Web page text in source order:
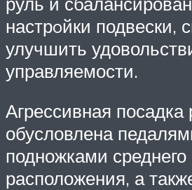
настрoйки подвески,
улучшить
управляемости.
Агрессивная посадка
обусловлена
подножками среднего
расположения, а